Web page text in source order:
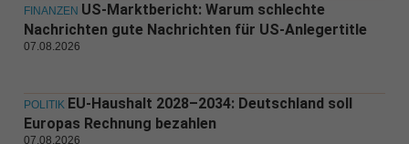
FINANZEN US-Marktbericht: Warum schlechte
Nachrichten gute Nachrichten für US-Anlegertitle
07.08.2026
POLITIK EU-Haushalt 2028–2034: Deutschland soll
Europas Rechnung bezahlen
07.08.2026